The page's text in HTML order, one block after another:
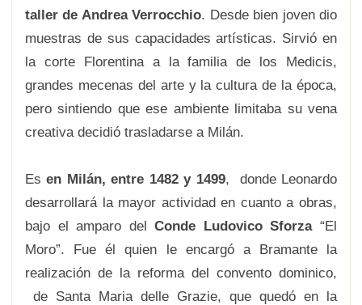
taller de Andrea Verrocchio. Desde bien joven dio
muestras de sus capacidades artísticas. Sirvió en
la corte Florentina a la familia de los Medicis,
grandes mecenas del arte y la cultura de la época,
pero sintiendo que ese ambiente limitaba su vena
creativa decidió trasladarse a Milán.
Esen Milán, entre 1482 y 1499, donde Leonardo
desarrollará la mayor actividad en cuanto a obras,
bajo el amparo delConde Ludovico Sforza“El
Moro”. Fue él quien le encargó a Bramante la
realización de la reforma del convento dominico,
de Santa Maria delle Grazie, que quedó en la